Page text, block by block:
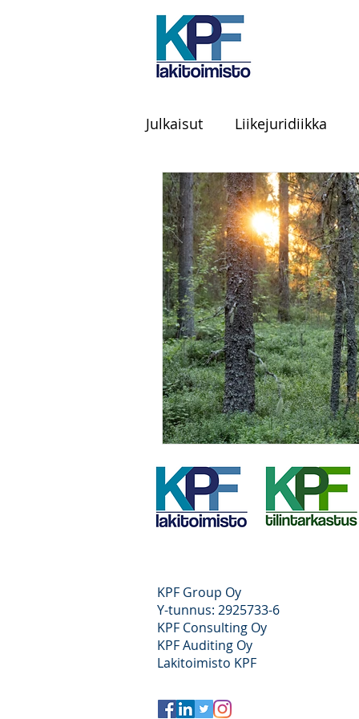
Julkaisut Liikejuridiikka
Tilintarkastus Julkiset
Henkilökuvaus
Ravintola-ala
Uutiset Uutiskatsaus
Talousoikeus
KPF Group Oy
Y-tunnus: 2925733-6
KPF Consulting Oy
KPF Auditing Oy
Lakitoimisto KPF